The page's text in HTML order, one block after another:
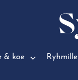
& koe Ryhmille